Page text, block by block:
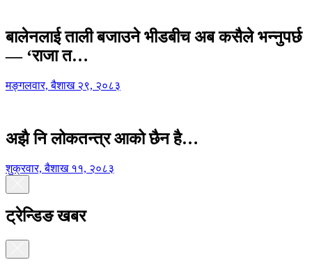
बालेनलाई ताली बजाउने भीडबीच अब कसैले भन्नुपर्छ
— ‘राजा त…
मङ्गलवार, बैशाख २९, २०८३
अझै नि लोकतन्त्र आको छैन है…
शुक्रवार, बैशाख ११, २०८३
ट्रेन्डिङ खबर